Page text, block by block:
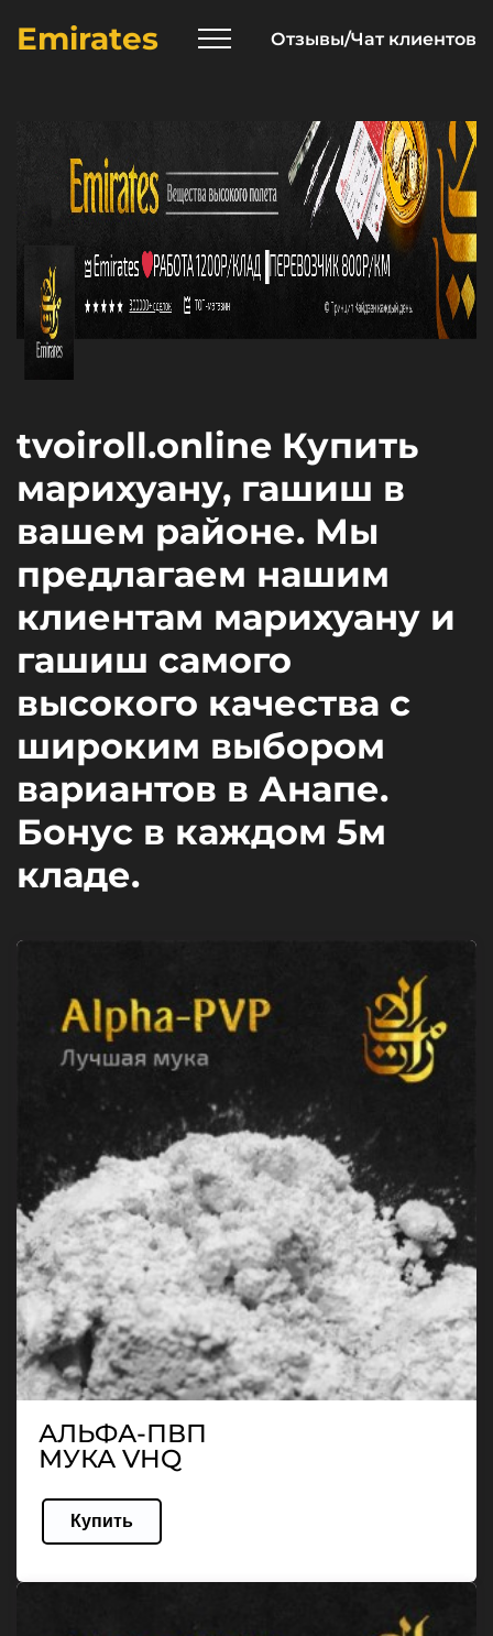
Emirates Отзывы/Чат клиентов
tvoiroll.online Купить
марихуану, гашиш в
вашем районе. Мы
предлагаем нашим
клиентам марихуану и
гашиш самого
высокого качества с
широким выбором
вариантов в Анапе.
Бонус в каждом 5м
кладе.
АЛЬФА-ПВП
МУКА VHQ
Купить